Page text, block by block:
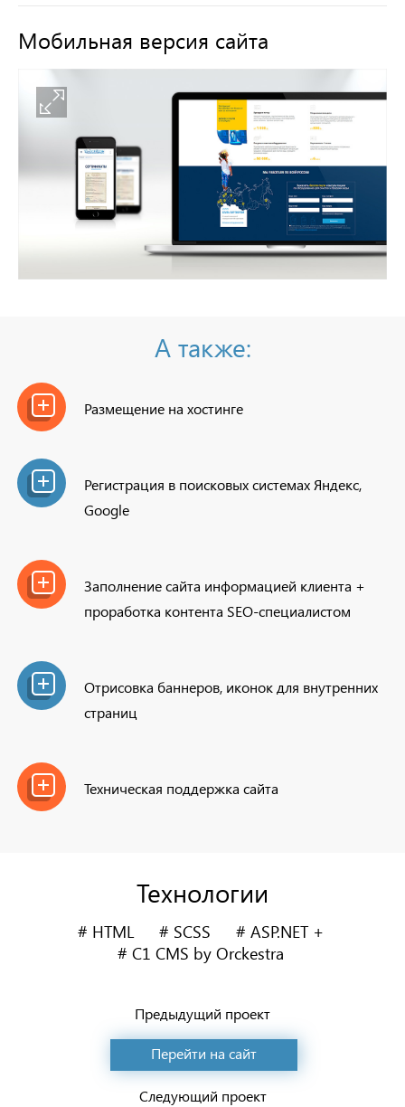
Мобильная версия сайта
А также:
Размещение на хостинге
Регистрация в поисковых системах Яндекс,
Google
Заполнение сайта информацией клиента +
проработка контента SEO-специалистом
Отрисовка баннеров, иконок для внутренних
страниц
Техническая поддержка сайта
Технологии
HTML SCSS
ASP.NET +
C1 CMS by Orckestra
Предыдущий проект
Перейти на сайт
Следующий проект